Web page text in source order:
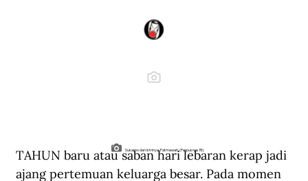
Sukarno dan istrinya, Fatmawati. (Perpusnas RI).
TAHUN baru atau saban hari lebaran kerap jadi
ajang pertemuan keluarga besar. Pada momen